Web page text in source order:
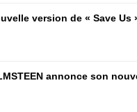
version de « Save Us
annonce son